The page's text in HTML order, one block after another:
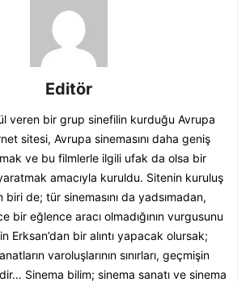
Editör
veren bir grup sinefilin kurduğu Avrupa
sitesi, Avrupa sinemasını daha geniş
ve bu filmlerle ilgili ufak da olsa bir
amacıyla kuruldu. Sitenin kuruluş
biri de; tür sinemasını da yadsımadan,
bir eğlence aracı olmadığının vurgusunu
Erksan’dan bir alıntı yapacak olursak;
varoluşlarının sınırları, geçmişin
Sinema bilim; sinema sanatı ve sinema